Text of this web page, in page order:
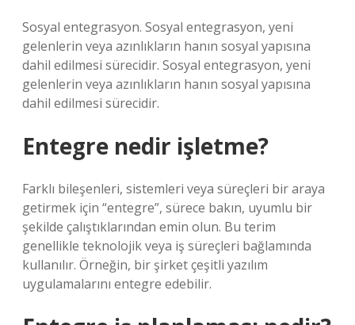
Sosyal entegrasyon. Sosyal entegrasyon, yeni
gelenlerin veya azınlıkların hanın sosyal yapısına
dahil edilmesi sürecidir. Sosyal entegrasyon, yeni
gelenlerin veya azınlıkların hanın sosyal yapısına
dahil edilmesi sürecidir.
Entegre nedir işletme?
Farklı bileşenleri, sistemleri veya süreçleri bir araya
getirmek için “entegre”, sürece bakın, uyumlu bir
şekilde çalıştıklarından emin olun. Bu terim
genellikle teknolojik veya iş süreçleri bağlamında
kullanılır. Örneğin, bir şirket çeşitli yazılım
uygulamalarını entegre edebilir.